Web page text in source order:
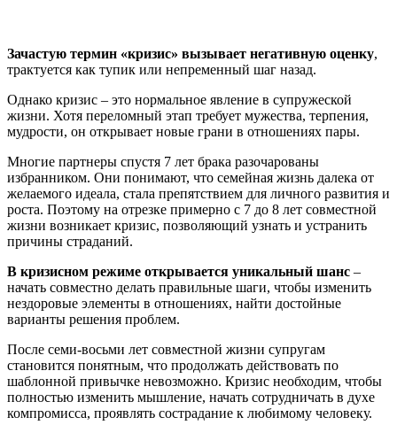
Зачастую термин «кризис» вызывает негативную оценку,
трактуется как тупик или непременный шаг назад.
Однако кризис – это нормальное явление в супружеской
жизни. Хотя переломный этап требует мужества, терпения,
мудрости, он открывает новые грани в отношениях пары.
Многие партнеры спустя 7 лет брака разочарованы
избранником. Они понимают, что семейная жизнь далека от
желаемого идеала, стала препятствием для личного развития и
роста. Поэтому на отрезке примерно с 7 до 8 лет совместной
жизни возникает кризис, позволяющий узнать и устранить
причины страданий.
В кризисном режиме открывается уникальный шанс –
начать совместно делать правильные шаги, чтобы изменить
нездоровые элементы в отношениях, найти достойные
варианты решения проблем.
После семи-восьми лет совместной жизни супругам
становится понятным, что продолжать действовать по
шаблонной привычке невозможно. Кризис необходим, чтобы
полностью изменить мышление, начать сотрудничать в духе
компромисса, проявлять сострадание к любимому человеку.